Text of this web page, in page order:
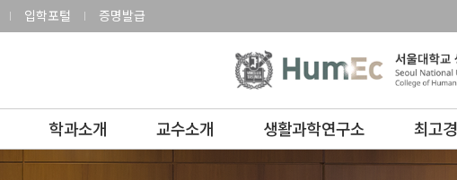
입학포털 증명발급
학과소개 교수소개 생활과학연구소 최고